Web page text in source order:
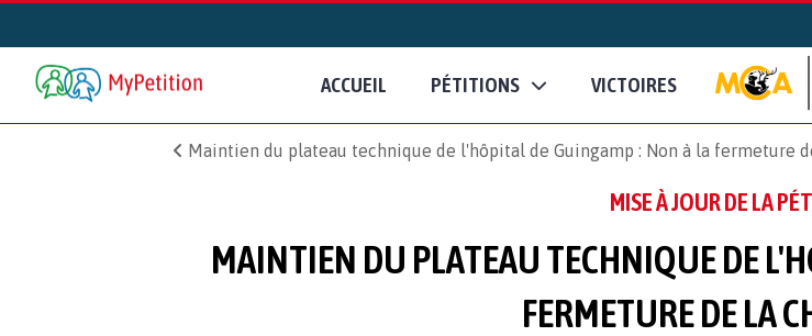
ACCUEIL PÉTITIONS VICTOIRES
Maintien du plateau technique de l'hôpital de Guingamp : Non à la fermeture
MISE À JOUR DE LA
MAINTIEN DU PLATEAU TECHNIQUE DE
FERMETURE DE LA